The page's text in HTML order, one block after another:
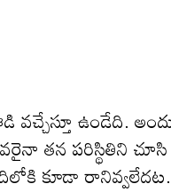
ఉండేది.
తన పరిస్థితిని
కూడా